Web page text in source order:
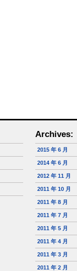
Archives:
2015 年 6 月
2014 年 6 月
2012 年 11 月
2011 年 10 月
2011 年 8 月
2011 年 7 月
2011 年 5 月
2011 年 4 月
2011 年 3 月
2011 年 2 月